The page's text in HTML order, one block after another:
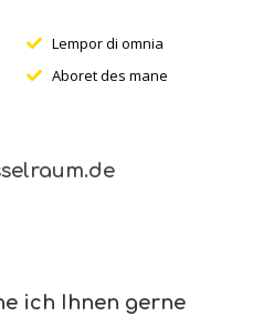
Lempor di omnia
Aboret des mane
ich Ihnen gerne